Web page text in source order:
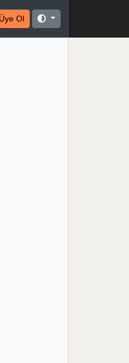
Üye Ol